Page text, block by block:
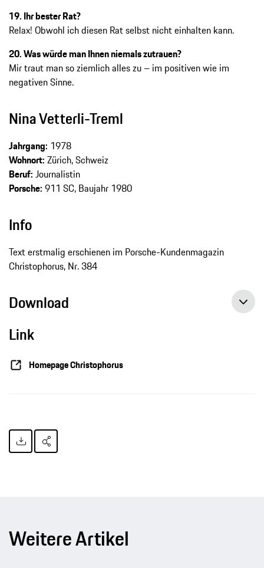
19. Ihr bester Rat?
Relax! Obwohl ich diesen Rat selbst nicht einhalten kann.
20. Was würde man Ihnen niemals zutrauen?
Mir traut man so ziemlich alles zu – im positiven wie im
negativen Sinne.
Nina Vetterli-Treml
Jahrgang: 1978
Wohnort: Zürich, Schweiz
Beruf: Journalistin
Porsche: 911 SC, Baujahr 1980
Info
Text erstmalig erschienen im Porsche-Kundenmagazin
Christophorus, Nr. 384
Download
Link
Homepage Christophorus
Weitere Artikel